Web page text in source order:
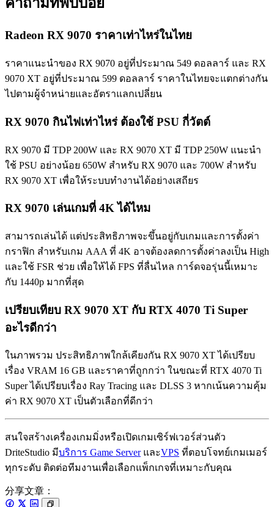
Radeon RX 9070 ราคาเท่าไหร่ในไทย
ราคาแนะนำของ RX 9070 อยู่ที่ประมาณ 549 ดอลลาร์ และ RX
9070 XT อยู่ที่ประมาณ 599 ดอลลาร์ ราคาในไทยจะแตกต่างกัน
ไปตามผู้จำหน่ายและอัตราแลกเปลี่ยน
RX 9070 กินไฟเท่าไหร่ ต้องใช้ PSU กี่วัตต์
RX 9070 มี TDP 200W และ RX 9070 XT มี TDP 250W แนะนำ
ใช้ PSU อย่างน้อย 650W สำหรับ RX 9070 และ 700W สำหรับ
RX 9070 XT เพื่อให้ระบบทำงานได้อย่างเสถียร
RX 9070 เล่นเกมที่ 4K ได้ไหม
สามารถเล่นได้ แต่ประสิทธิภาพจะขึ้นอยู่กับเกมและการตั้งค่า
กราฟิก สำหรับเกม AAA ที่ 4K อาจต้องลดการตั้งค่าลงเป็น High
และใช้ FSR ช่วย เพื่อให้ได้ FPS ที่ลื่นไหล การ์ดจอรุ่นนี้เหมาะ
กับ 1440p มากที่สุด
เปรียบเทียบ RX 9070 XT กับ RTX 4070 Ti Super
อะไรดีกว่า
ในภาพรวม ประสิทธิภาพใกล้เคียงกัน RX 9070 XT ได้เปรียบ
เรื่อง VRAM 16 GB และราคาที่ถูกกว่า ในขณะที่ RTX 4070 Ti
Super ได้เปรียบเรื่อง Ray Tracing และ DLSS 3 หากเน้นความคุ้ม
ค่า RX 9070 XT เป็นตัวเลือกที่ดีกว่า
สนใจสร้างเครื่องเกมมิ่งหรือเปิดเกมเซิร์ฟเวอร์ส่วนตัว
DriteStudio มีบริการ Game ServerและVPS ที่ตอบโจทย์เกมเมอร์
ทุกระดับ ติดต่อทีมงานเพื่อเลือกแพ็กเกจที่เหมาะกับคุณ
分享文章：